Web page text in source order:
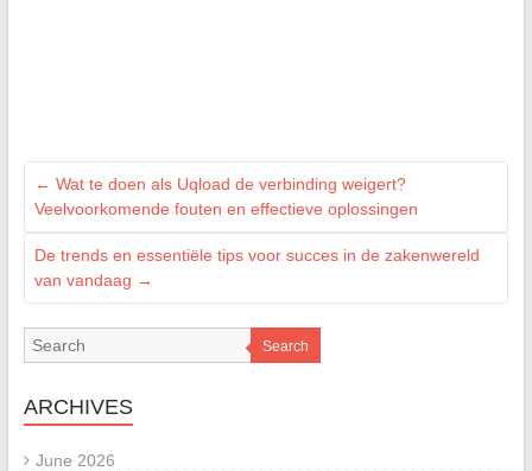
← Wat te doen als Uqload de verbinding weigert?
Veelvoorkomende fouten en effectieve oplossingen
De trends en essentiële tips voor succes in de zakenwereld
van vandaag →
Search
ARCHIVES
June 2026